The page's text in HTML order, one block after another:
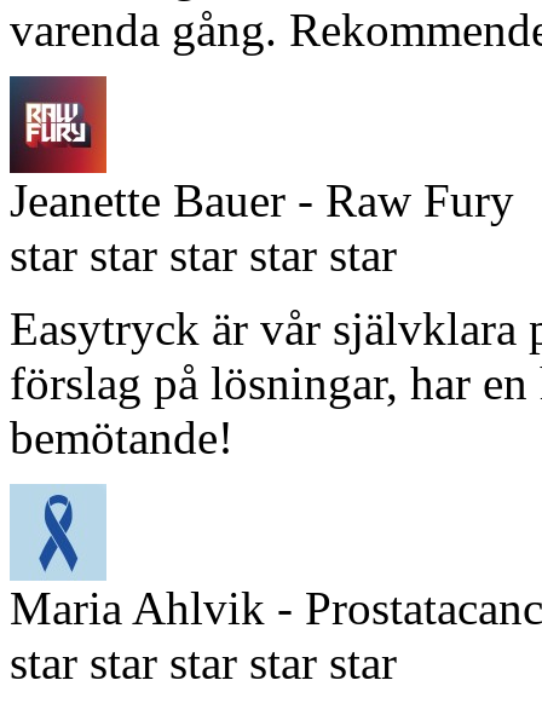
varenda gång.
Jeanette Bauer - Raw Fury
star star star star star
Easytryck är vår självklara
förslag på lösningar, har
bemötande!
Maria Ahlvik -
star star star star star